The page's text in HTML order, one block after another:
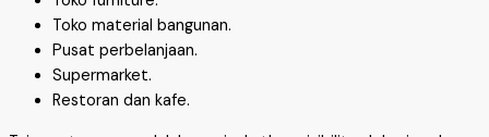
Toko material bangunan.
Pusat perbelanjaan.
Supermarket.
Restoran dan kafe.